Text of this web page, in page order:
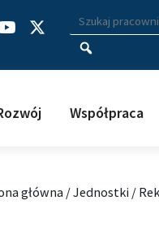
Youtube
X-
twitter
Wpisz
Współpraca
główna /Jednostki /